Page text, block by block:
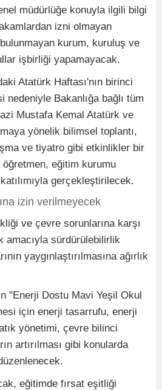
müdürlüğe konuyla ilgili bilgi
izni olmayan
kurum, kuruluş ve
işbirliği yapamayacak.
Atatürk Haftası'nın birinci
nedeniyle Bakanlığa bağlı tüm
Mustafa Kemal Atatürk ve
yönelik bilimsel toplantı,
ve tiyatro gibi etkinlikler bir
eğitim kurumu
gerçekleştirilecek.
izin verilmeyecek
ve çevre sorunlarına karşı
amacıyla sürdürülebilirlik
yaygınlaştırılmasına ağırlık
"Enerji Dostu Mavi Yeşil Okul
için enerji tasarrufu, enerji
yönetimi, çevre bilinci
artırılması gibi konularda
eğitimde fırsat eşitliği